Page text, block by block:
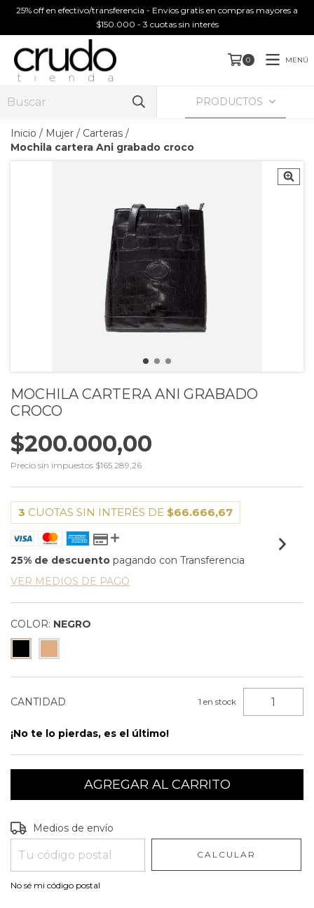
25% off en efectivo/transferencia - Envíos gratis en compras mayores a
$150.000 - 3 cuotas sin interés
0 MENÚ
PRODUCTOS
Inicio / Mujer / Carteras /
Mochila cartera Ani grabado croco
MOCHILA CARTERA ANI GRABADO
CROCO
$200.000,00
Precio sin impuestos $165.289,26
3 CUOTAS SIN INTERÉS DE $66.666,67
25% de descuento pagando con Transferencia
VER MEDIOS DE PAGO
COLOR: NEGRO
CANTIDAD 1 en stock
¡No te lo pierdas, es el último!
Entregas para el CP:
Medios de envío
CALCULAR
No sé mi código postal